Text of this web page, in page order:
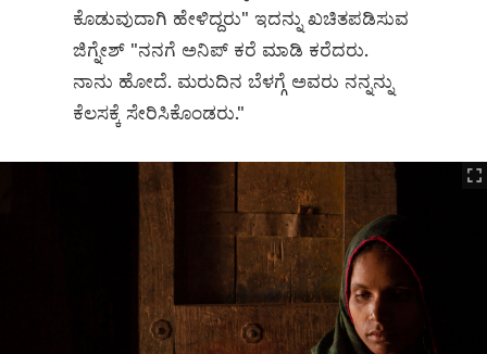
ಕೊಡುವುದಾಗಿ ಹೇಳಿದ್ದರು" ಇದನ್ನು ಖಚಿತಪಡಿಸುವ
ಜಿಗ್ನೇಶ್‌ "ನನಗೆ ಅನಿಪ್‌ ಕರೆ ಮಾಡಿ ಕರೆದರು.
ನಾನು ಹೋದೆ. ಮರುದಿನ ಬೆಳಗ್ಗೆ ಅವರು ನನ್ನನ್ನು
ಕೆಲಸಕ್ಕೆ ಸೇರಿಸಿಕೊಂಡರು."